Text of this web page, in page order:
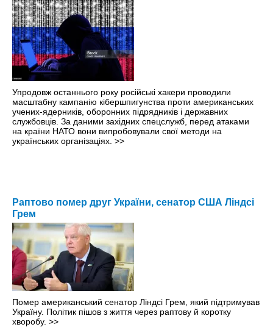
Упродовж останнього року російські хакери проводили
масштабну кампанію кібершпигунства проти американських
учених-ядерників, оборонних підрядників і державних
службовців. За даними західних спецслужб, перед атаками
на країни НАТО вони випробовували свої методи на
українських організаціях. >>
Раптово помер друг України, сенатор США Ліндсі
Грем
Помер американський сенатор Ліндсі Грем, який підтримував
Україну. Політик пішов з життя через раптову й коротку
хворобу. >>